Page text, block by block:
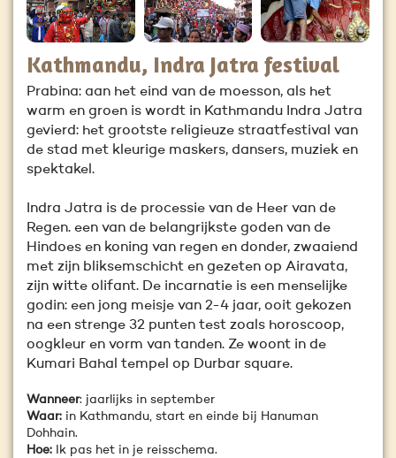
Kathmandu, Indra Jatra festival
Prabina: aan het eind van de moesson, als het
warm en groen is wordt in Kathmandu Indra Jatra
gevierd: het grootste religieuze straatfestival van
de stad met kleurige maskers, dansers, muziek en
spektakel.
Indra Jatra is de processie van de Heer van de
Regen. een van de belangrijkste goden van de
Hindoes en koning van regen en donder, zwaaiend
met zijn bliksemschicht en gezeten op Airavata,
zijn witte olifant. De incarnatie is een menselijke
godin: een jong meisje van 2-4 jaar, ooit gekozen
na een strenge 32 punten test zoals horoscoop,
oogkleur en vorm van tanden. Ze woont in de
Kumari Bahal tempel op Durbar square.
Wanneer: jaarlijks in september
Waar: in Kathmandu, start en einde bij Hanuman
Dohhain.
Hoe: Ik pas het in je reisschema.